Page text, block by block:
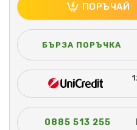
ПОРЪЧАЙ
БЪРЗА ПОРЪЧКА
0885 513 255